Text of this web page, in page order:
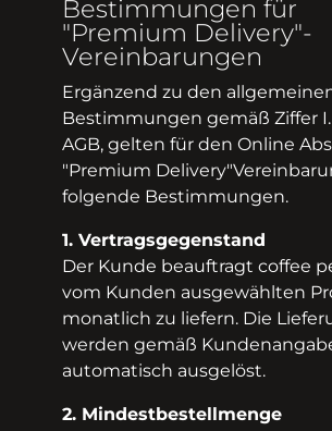
Bestimmungen für
"Premium Delivery"-
Vereinbarungen
Ergänzend zu den
Bestimmungen gemäß Ziffer
AGB, gelten für den Online
"Premium
folgende Bestimmungen.
1. Vertragsgegenstand
Der Kunde beauftragt coffee
vom Kunden ausgewählten
monatlich zu liefern. Die
werden gemäß
automatisch ausgelöst.
2. Mindestbestellmenge